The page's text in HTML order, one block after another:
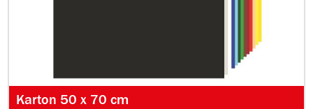
Karton 50 x 70 cm